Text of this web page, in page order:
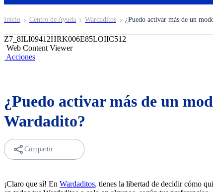
Inicio Centro de Ayuda Wardaditos ¿Puedo activar más de un
Z7_8ILI09412HRK006E85LOIIC512
Web Content Viewer
Acciones
¿Puedo activar más de un
Wardadito?
Compartir
¡Claro que sí! En Wardaditos, tienes la libertad de decidir cómo